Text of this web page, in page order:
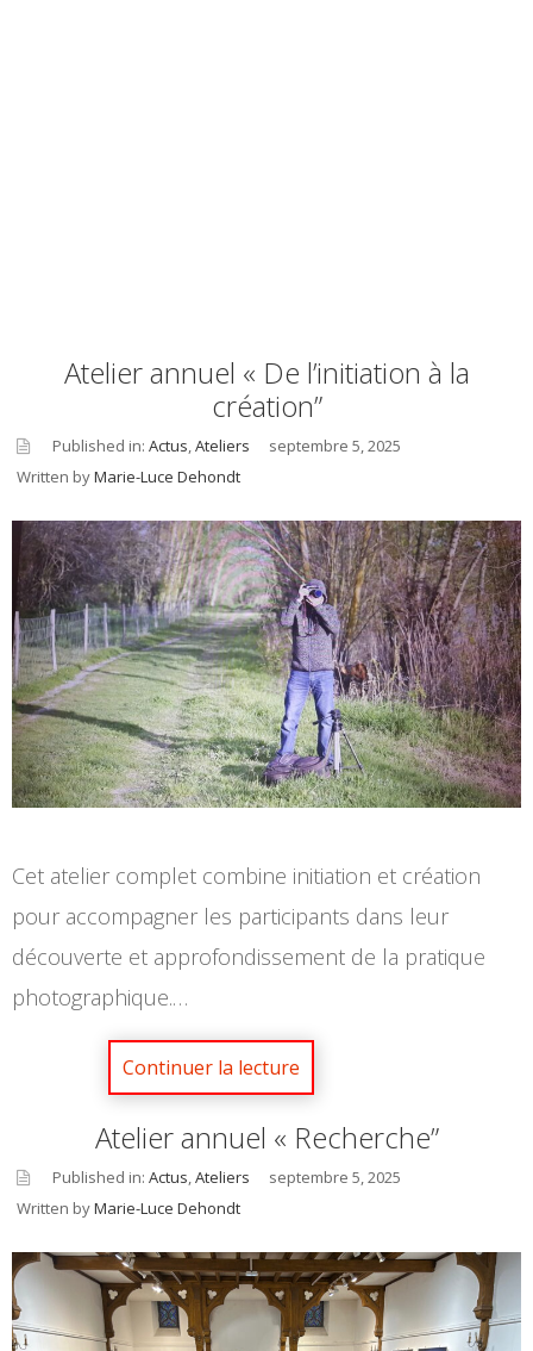
Atelier annuel « De l’initiation à la
création”
asid
Published in: Actus,Ateliers
septembre 5, 2025
Written byMarie-Luce Dehondt
Cet atelier complet combine initiation et création
pour accompagner les participants dans leur
découverte et approfondissement de la pratique
photographique.…
Atelier annuel « Recherche”
asid
Published in: Actus Ateliers
septembre 5, 2025
Written byMarie-Luce Dehondt